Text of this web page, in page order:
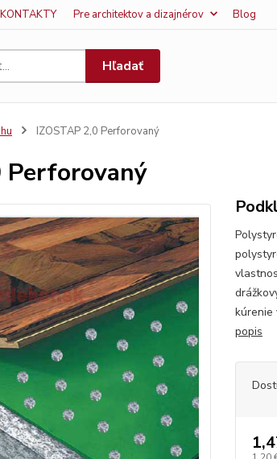
KONTAKTY Pre architektov a dizajnérov Blog
Hľadať
IZOSTAP 2,0 Perforovaný
Perforovaný
kúrenie
popis